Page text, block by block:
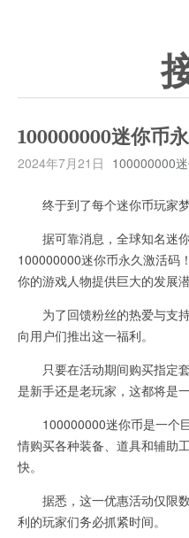
100000000迷你币
2024年7月21日 100000000
终于到了每个迷你币玩家梦
据可靠消息，全球知名迷你
100000000迷你币永久激活码
你的游戏人物提供巨大的发展潜
为了回馈粉丝的热爱与支持
向用户们推出这一福利。
只要在活动期间购买指定套
是新手还是老玩家，这都将是
100000000迷你币是一个巨
情购买各种装备、道具和辅助
快。
据悉，这一优惠活动仅限数
利的玩家们务必抓紧时间。